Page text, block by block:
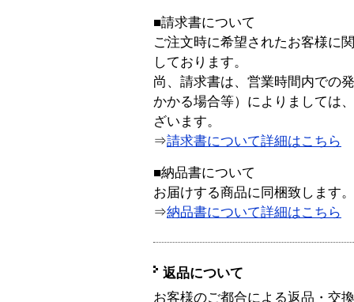
■請求書について
ご注文時に希望されたお客様に
しております。
尚、請求書は、営業時間内での
かかる場合等）によりましては
ざいます。
⇒請求書について詳細はこちら
■納品書について
お届けする商品に同梱致します。
⇒納品書について詳細はこちら
返品について
お客様のご都合による返品・交